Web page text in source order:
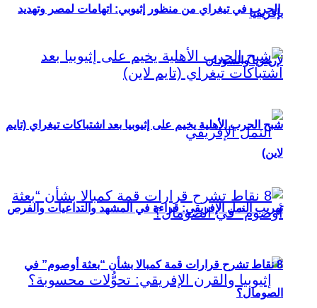
الحرب في تيغراي من منظور إثيوبي: اتهامات لمصر وتهديد
لإريتريا والسودان
تهريب النمل الإفريقي: قراءة في المشهد والتداعيات والفرص
بإفريقيا
شبح الحرب الأهلية يخيم على إثيوبيا بعد اشتباكات تيغراي (تايم
لاين)
8 نقاط تشرح قرارات قمة كمبالا بشأن “بعثة أوصوم” في
الصومال؟